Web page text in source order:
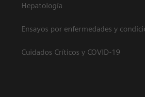
Hepatología
Ensayos por enfermedades y
Cuidados Críticos y COVID-19